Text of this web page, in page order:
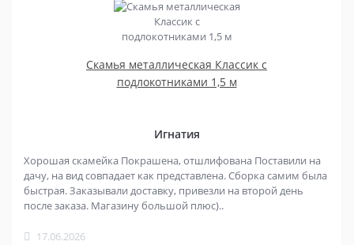
Скамья металлическая Классик с
подлокотниками 1,5 м
Игнатия
Хорошая скамейка Покрашена, отшлифована Поставили на
дачу, на вид совпадает как представлена. Сборка самим была
быстрая. Заказывали доставку, привезли на второй день
после заказа. Магазину большой плюс)..
17.06.2026